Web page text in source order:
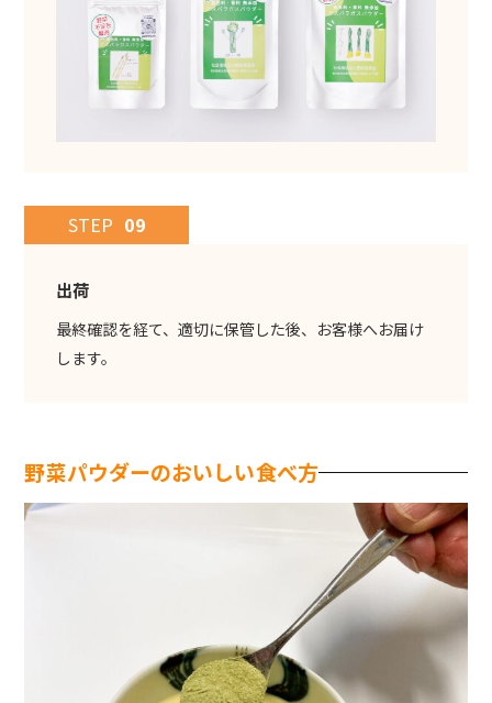
STEP 09
出荷
最終確認を経て、適切に保管した後、お客様へお届け
します。
野菜パウダーのおいしい食べ方